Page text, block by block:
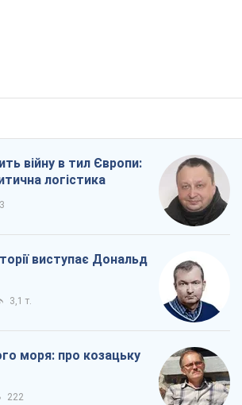
війну в тил Європи:
логістика
виступає Дональд
3,1 т.
моря: про козацьку
222